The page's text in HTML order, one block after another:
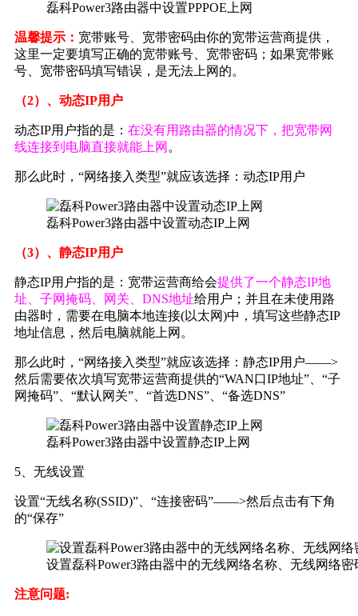
磊科Power3路由器中设置PPPOE上网
温馨提示： 宽带账号、宽带密码由你的宽带运营商提供，
这里一定要填写正确的宽带账号、宽带密码；如果宽带账
号、宽带密码填写错误，是无法上网的。
（2）、动态IP用户
动态IP用户指的是： 在没有用路由器的情况下，把宽带网
线连接到电脑直接就能上网 。
那么此时，“网络接入类型”就应该选择：动态IP用户
磊科Power3路由器中设置动态IP上网
（3）、静态IP用户
静态IP用户指的是：宽带运营商给会提供了一个静态IP地
址、子网掩码、网关、DNS地址给用户；并且在未使用路
由器时，需要在电脑本地连接(以太网)中，填写这些静态IP
地址信息，然后电脑就能上网。
那么此时，“网络接入类型”就应该选择：静态IP用户——>
然后需要依次填写宽带运营商提供的“WAN口IP地址”、“子
网掩码”、“默认网关”、“首选DNS”、“备选DNS”
磊科Power3路由器中设置静态IP上网
5、无线设置
设置“无线名称(SSID)”、“连接密码”——>然后点击有下角
的“保存”
设置磊科Power3路由器中的无线网络名称、无线网络密
注意问题: